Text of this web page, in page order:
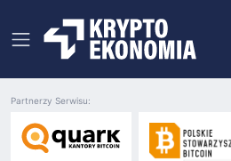
Partnerzy Serwisu: